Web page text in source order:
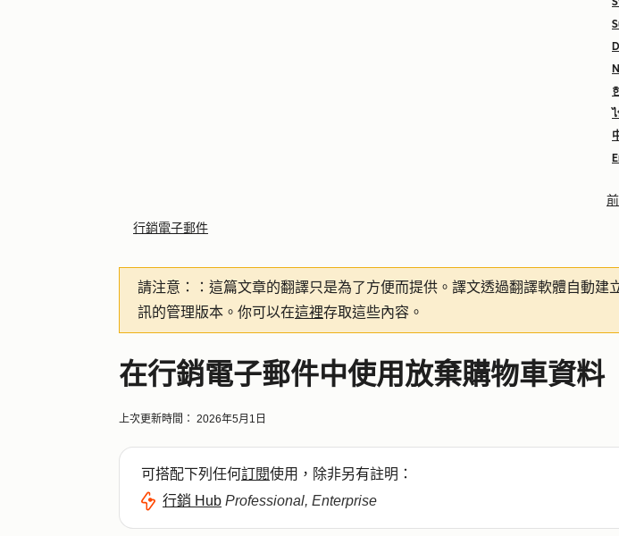
行銷電子郵件
請注意：
：這篇文章的翻譯只是為了方便而提供。譯文透過翻譯軟體自動
訊的管理版本。你可以在這裡存取這些內容。
在行銷電子郵件中使用放棄購物車資料
上次更新時間： 2026年5月1日
可搭配下列任何訂閱使用，除非另有註明：
行銷 Hub Professional, Enterprise